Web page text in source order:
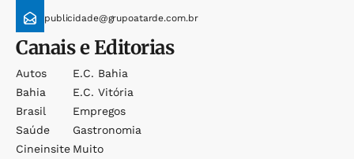
publicidade@grupoatarde.com.br
Canais e Editorias
Autos
Bahia
Brasil
Saúde
Cineinsite
E.c. Bahia
E.c. Vitória
Empregos
Gastronomia
Muito